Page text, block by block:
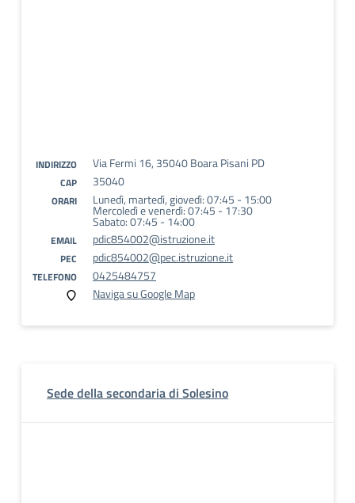
INDIRIZZO Via Fermi 16, 35040 Boara Pisani PD
CAP 35040
ORARI Lunedì, martedì, giovedì: 07:45 - 15:00
Mercoledì e venerdì: 07:45 - 17:30
Sabato: 07:45 - 14:00
EMAIL pdic854002@istruzione.it
PEC pdic854002@pec.istruzione.it
TELEFONO
0425484757
Naviga su Google Map
Sede della secondaria di Solesino